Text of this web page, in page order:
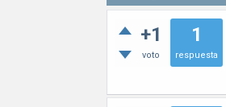
+1
voto
1
respuesta